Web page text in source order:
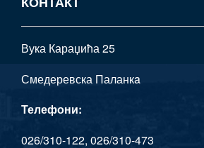
Вука Караџића 25
Смедеревска Паланкa
Телефони:
026/310-122, 026/310-473